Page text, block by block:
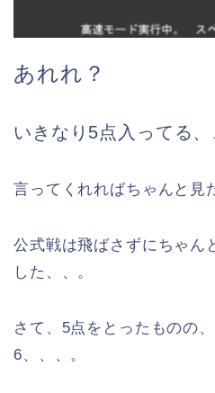
あれれ？
いきなり5点入ってる、
言ってくれればちゃんと見
公式戦は飛ばさずにちゃん
した、、。
さて、5点をとったものの
6、、、。